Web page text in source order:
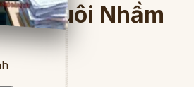
Nuôi Nhầm